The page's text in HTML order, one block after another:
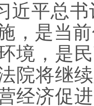
近平总
，是当
境，是
院将继
经济促